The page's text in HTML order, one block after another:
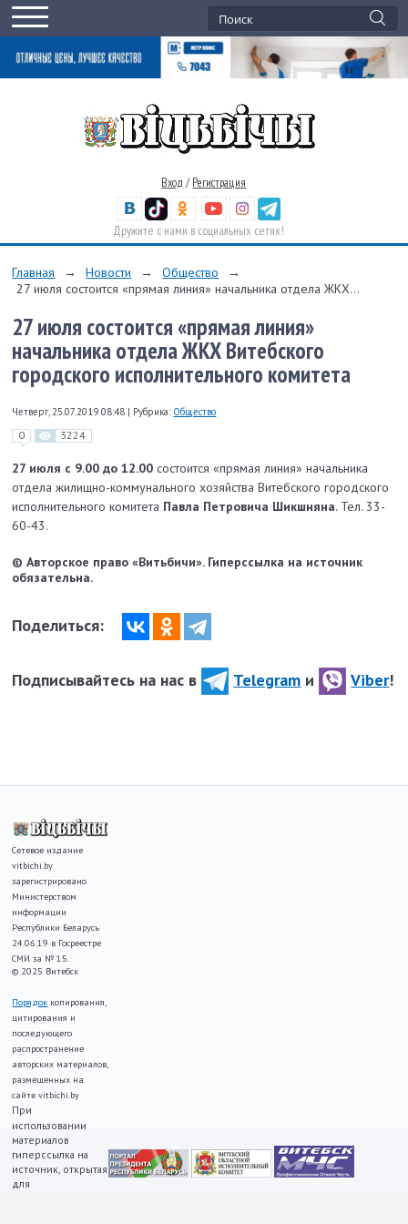
Вход / Регистрация
Дружите с нами в социальных сетях!
Главная → Новости → Общество
→
27 июля состоится «прямая линия» начальника отдела ЖКХ...
27 июля состоится «прямая линия»
начальника отдела ЖКХ Витебского
городского исполнительного комитета
Четверг, 25.07.2019 08:48 | Рубрика: Общество
0 3224
27 июля с 9.00 до 12.00 состоится «прямая линия» начальника
отдела жилищно-коммунального хозяйства Витебского городского
исполнительного комитета Павла Петровича Шикшняна. Тел. 33-
60-43.
© Авторское право «Витьбичи». Гиперссылка на источник
обязательна.
Поделиться:
Подписывайтесь на нас в Telegram и Viber!
Сетевое издание
vitbichi.by
зарегистрировано
Министерством
информации
Республики Беларусь
24.06.19 в Госреестре
СМИ за № 15.
© 2025 Витебск
Порядок копирования,
цитирования и
последующего
распространение
авторских материалов,
размещенных на
сайте vitbichi.by
При
использовании
материалов
гиперссылка на
источник, открытая
для